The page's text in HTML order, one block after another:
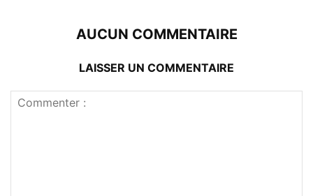
AUCUN COMMENTAIRE
LAISSER UN COMMENTAIRE